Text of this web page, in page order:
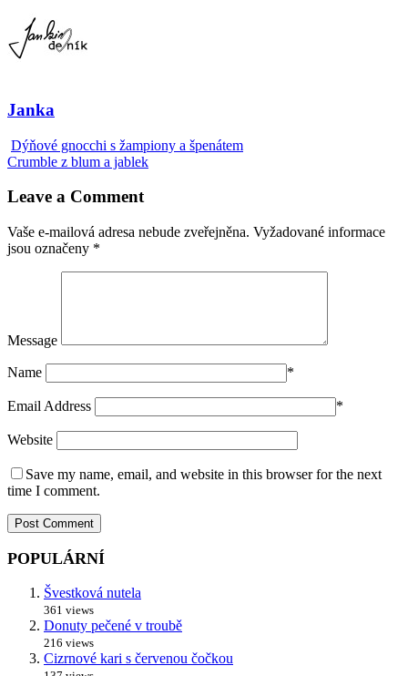
Janka
Dýňové gnocchi s žampiony a špenátem
Crumble z blum a jablek
Leave a Comment
Vaše e-mailová adresa nebude zveřejněna. Vyžadované informace
jsou označeny *
Message
Name *
Email Address *
Website
Save my name, email, and website in this browser for the next
time I comment.
POPULÁRNÍ
Švestková nutela
361 views
Donuty pečené v troubě
216 views
Cizrnové kari s červenou čočkou